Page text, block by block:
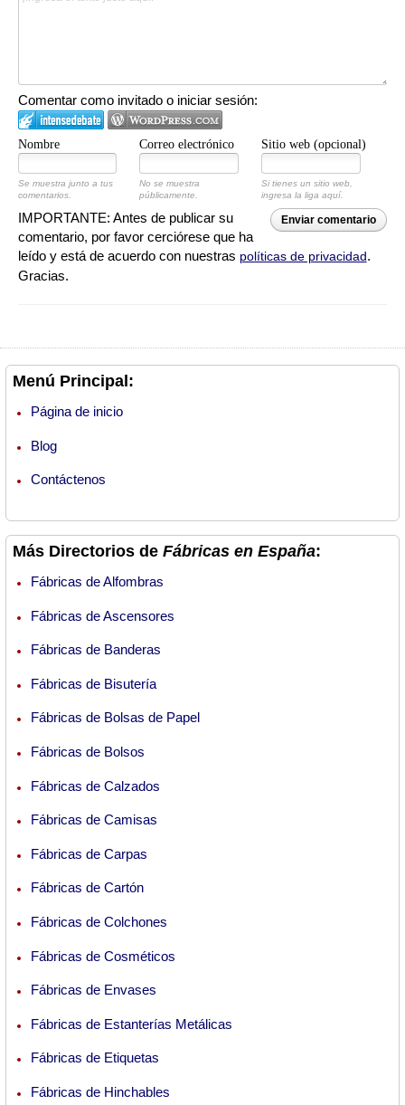
Comentar como invitado o iniciar sesión:
Nombre Correo electrónico Sitio web (opcional)
Se muestra junto a tus
comentarios.
No se muestra
públicamente.
Si tienes un sitio web,
ingresa la liga aquí.
Enviar comentario
IMPORTANTE: Antes de publicar su
comentario, por favor cerciórese que ha
leído y está de acuerdo con nuestras políticas de privacidad.
Gracias.
Menú Principal:
Página de inicio
Blog
Contáctenos
Más Directorios de Fábricas en España:
Fábricas de Alfombras
Fábricas de Ascensores
Fábricas de Banderas
Fábricas de Bisutería
Fábricas de Bolsas de Papel
Fábricas de Bolsos
Fábricas de Calzados
Fábricas de Camisas
Fábricas de Carpas
Fábricas de Cartón
Fábricas de Colchones
Fábricas de Cosméticos
Fábricas de Envases
Fábricas de Estanterías Metálicas
Fábricas de Etiquetas
Fábricas de Hinchables